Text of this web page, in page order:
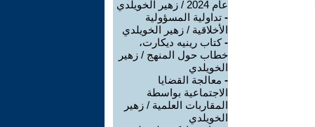
عام 2024 / زهير الخويلدي
- تداولية المسؤولية
الأخلاقية / زهير الخويلدي
-كتاب رينيه ديكارت،
خطاب حول المنهج / زهير
الخويلدي
- معالجة القضايا
الاجتماعية بواسطة
المقاربات العلمية / زهير
الخويلدي